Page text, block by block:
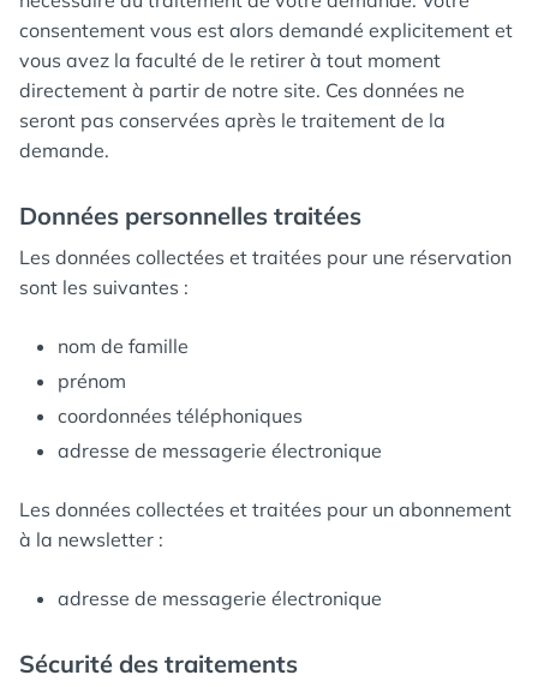
consentement vous est alors demandé explicitement et
vous avez la faculté de le retirer à tout moment
directement à partir de notre site. Ces données ne
seront pas conservées après le traitement de la
demande.
Données personnelles traitées
Les données collectées et traitées pour une réservation
sont les suivantes :
nom de famille
prénom
coordonnées téléphoniques
adresse de messagerie électronique
Les données collectées et traitées pour un abonnement
à la newsletter :
adresse de messagerie électronique
Sécurité des traitements